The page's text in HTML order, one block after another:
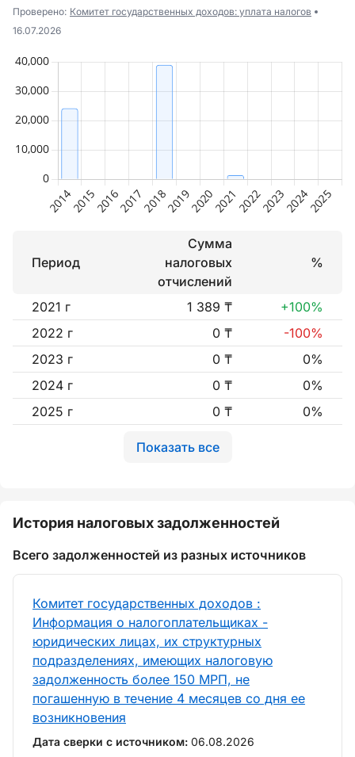
Проверено: Комитет государственных доходов: уплата налогов
16.07.2026
Период
Сумма
налоговых
отчислений
%
2021 г 1 389 ₸
+100%
2022 г
0 ₸
-100%
2023 г
0 ₸
0%
2024 г
0 ₸
0%
2025 г
0 ₸ 0%
Показать все
История налоговых задолженностей
Всего задолженностей из разных источников
Комитет государственных доходов :
Информация о налогоплательщиках -
юридических лицах, их структурных
подразделениях, имеющих налоговую
задолженность более 150 МРП, не
погашенную в течение 4 месяцев со дня ее
возникновения
Дата сверки с источником: 06.08.2026